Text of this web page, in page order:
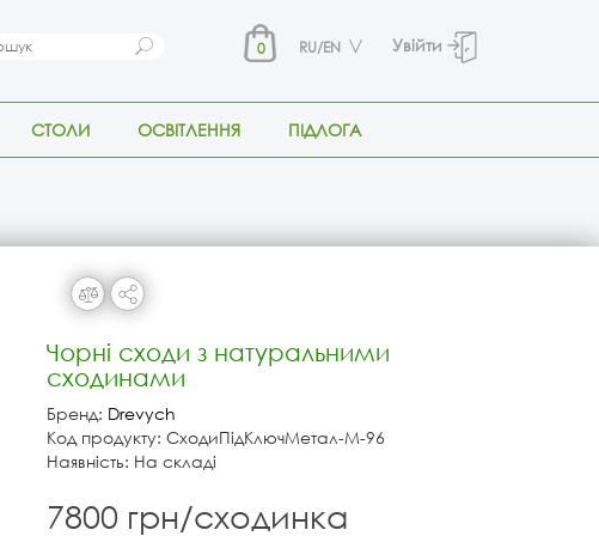
0 RU/EN Увійти
СТОЛИ ОСВІТЛЕННЯ ПІДЛОГА
Чорні сходи з натуральними
сходинами
Бренд: Drevych
Код продукту: СходиПідКлючМетал-М-96
Наявність: На складі
7800 грн/сходинка